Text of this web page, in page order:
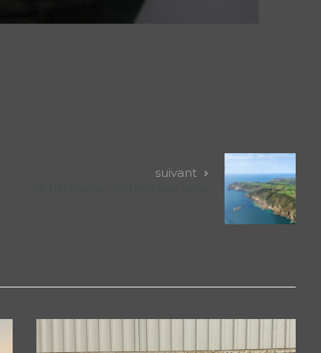
suivant